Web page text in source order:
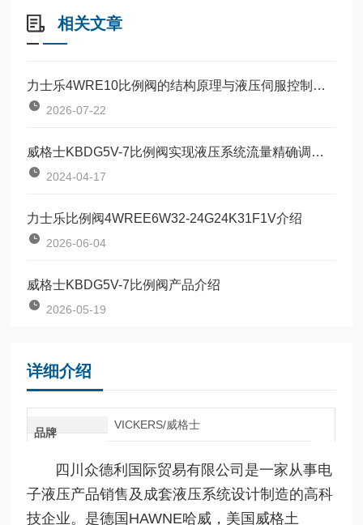
相关文章
力士乐4WRE10比例阀的结构原理与液压伺服控制技术
2026-07-22
威格士KBDG5V-7比例阀实现液压系统流量精确调节的设备
2024-04-17
力士乐比例阀4WREE6W32-24G24K31F1V介绍
2026-06-04
威格士KBDG5V-7比例阀产品介绍
2026-05-19
详细介绍
品牌
VICKERS/威格士
四川众德利国际贸易有限公司是一家从事电
子液压产品销售及成套液压系统设计制造的高科
技企业。是德国HAWNE哈威，美国威格土